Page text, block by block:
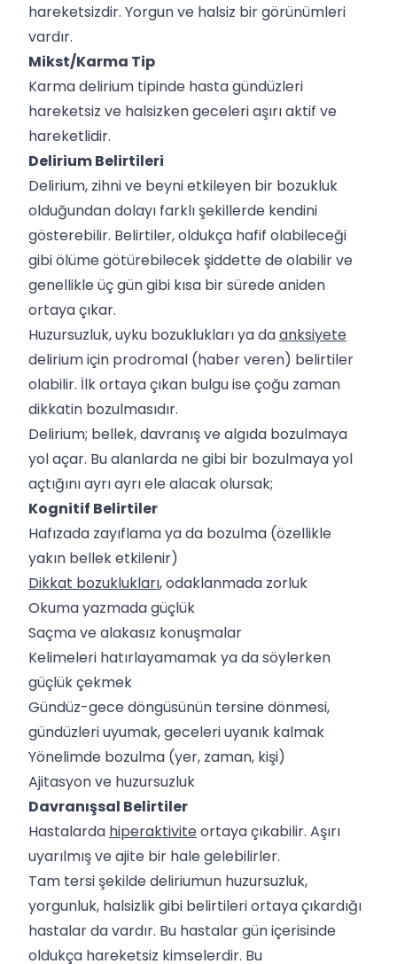
hareketsizdir. Yorgun ve halsiz bir görünümleri
vardır.
Mikst/Karma Tip
Karma delirium tipinde hasta gündüzleri
hareketsiz ve halsizken geceleri aşırı aktif ve
hareketlidir.
Delirium Belirtileri
Delirium, zihni ve beyni etkileyen bir bozukluk
olduğundan dolayı farklı şekillerde kendini
gösterebilir. Belirtiler, oldukça hafif olabileceği
gibi ölüme götürebilecek şiddette de olabilir ve
genellikle üç gün gibi kısa bir sürede aniden
ortaya çıkar.
Huzursuzluk, uyku bozuklukları ya daanksiyete
delirium için prodromal (haber veren) belirtiler
olabilir. İlk ortaya çıkan bulgu ise çoğu zaman
dikkatin bozulmasıdır.
Delirium; bellek, davranış ve algıda bozulmaya
yol açar. Bu alanlarda ne gibi bir bozulmaya yol
açtığını ayrı ayrı ele alacak olursak;
Kognitif Belirtiler
Hafızada zayıflama ya da bozulma (özellikle
yakın bellek etkilenir)
Dikkat bozuklukları, odaklanmada zorluk
Okuma yazmada güçlük
Saçma ve alakasız konuşmalar
Kelimeleri hatırlayamamak ya da söylerken
güçlük çekmek
Gündüz-gece döngüsünün tersine dönmesi,
gündüzleri uyumak, geceleri uyanık kalmak
Yönelimde bozulma (yer, zaman, kişi)
Ajitasyon ve huzursuzluk
Davranışsal Belirtiler
Hastalarda hiperaktiviteortaya çıkabilir. Aşırı
uyarılmış ve ajite bir hale gelebilirler.
Tam tersi şekilde deliriumun huzursuzluk,
yorgunluk, halsizlik gibi belirtileri ortaya çıkardığı
hastalar da vardır. Bu hastalar gün içerisinde
oldukça hareketsiz kimselerdir. Bu